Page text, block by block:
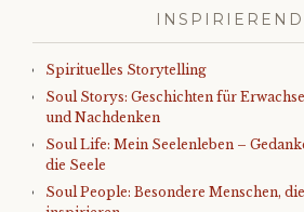
Spirituelles Storytelling
Soul Storys: Geschichten für
und Nachdenken
Soul Life: Mein Seelenleben –
die Seele
Soul People: Besondere Menschen,